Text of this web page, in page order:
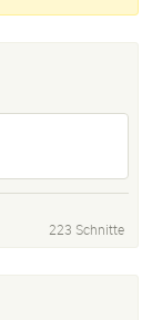
223 Schnitte